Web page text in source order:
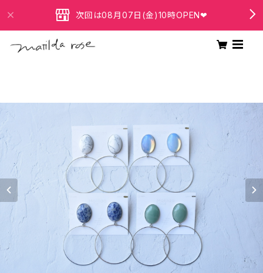
次回は08月07日(金)10時OPEN❤